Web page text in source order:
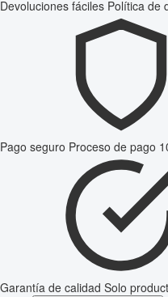
Devoluciones fáciles Política de
Pago seguro Proceso de pago
Garantía de calidad Solo